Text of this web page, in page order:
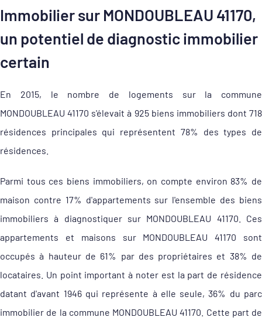
Immobilier sur MONDOUBLEAU 41170,
un potentiel de diagnostic immobilier
certain
En 2015, le nombre de logements sur la commune
MONDOUBLEAU 41170 s'élevait à 925 biens immobiliers dont 718
résidences principales qui représentent 78% des types de
résidences.
Parmi tous ces biens immobiliers, on compte environ 83% de
maison contre 17% d'appartements sur l'ensemble des biens
immobiliers à diagnostiquer sur MONDOUBLEAU 41170. Ces
appartements et maisons sur MONDOUBLEAU 41170 sont
occupés à hauteur de 61% par des propriétaires et 38% de
locataires. Un point important à noter est la part de résidence
datant d'avant 1946 qui représente à elle seule, 36% du parc
immobilier de la commune MONDOUBLEAU 41170. Cette part de